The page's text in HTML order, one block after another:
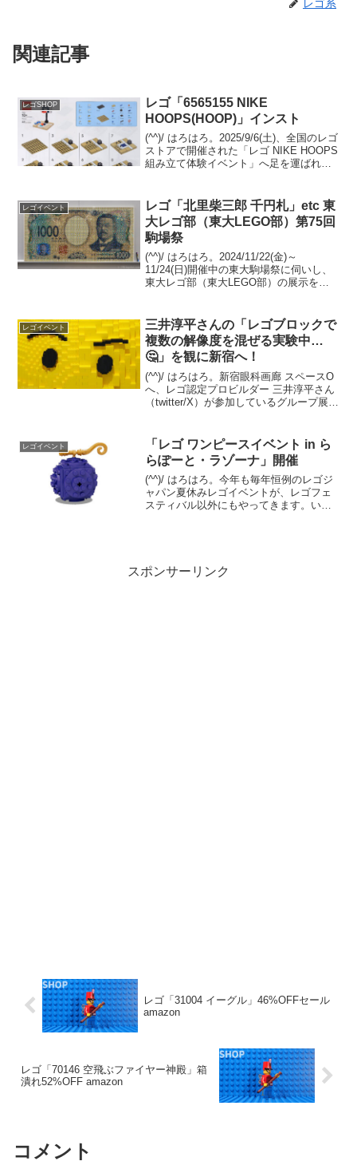
レゴ系
関連記事
レゴSHOP
レゴ「6565155 NIKE
HOOPS(HOOP)」インスト
(^^)/ はろはろ。2025/9/6(土)、全国のレゴ
ストアで開催された「レゴ NIKE HOOPS
組み立て体験イベント」へ足を運ばれた
HOOPS(HO...
レゴイベント
レゴ「北里柴三郎 千円札」etc 東
大レゴ部（東大LEGO部）第75回
駒場祭
(^^)/ はろはろ。2024/11/22(金)～
11/24(日)開催中の東大駒場祭に伺いし、
東大レゴ部（東大LEGO部）の展示を観
レンジアカデミー」をアップします。
モ...
レゴイベント
三井淳平さんの「レゴブロックで
複数の解像度を混ぜる実験中…
🤔」を観に新宿へ！
(^^)/ はろはろ。新宿眼科画廊 スペースO
へ、レゴ認定プロビルダー 三井淳平さん
（twitter/X）が参加しているグループ展
twitter/Xでは「レゴブロックで...
レゴイベント
「レゴ ワンピースイベント in ら
らぽーと・ラゾーナ」開催
(^^)/ はろはろ。今年も毎年恒例のレゴジ
ャパン夏休みレゴイベントが、レゴフェ
スティバル以外にもやってきます。いつ
スポンサーリンク
レゴ「31004 イーグル」46%OFFセール
amazon
レゴ「70146 空飛ぶファイヤー神殿」箱
潰れ52%OFF amazon
コメント